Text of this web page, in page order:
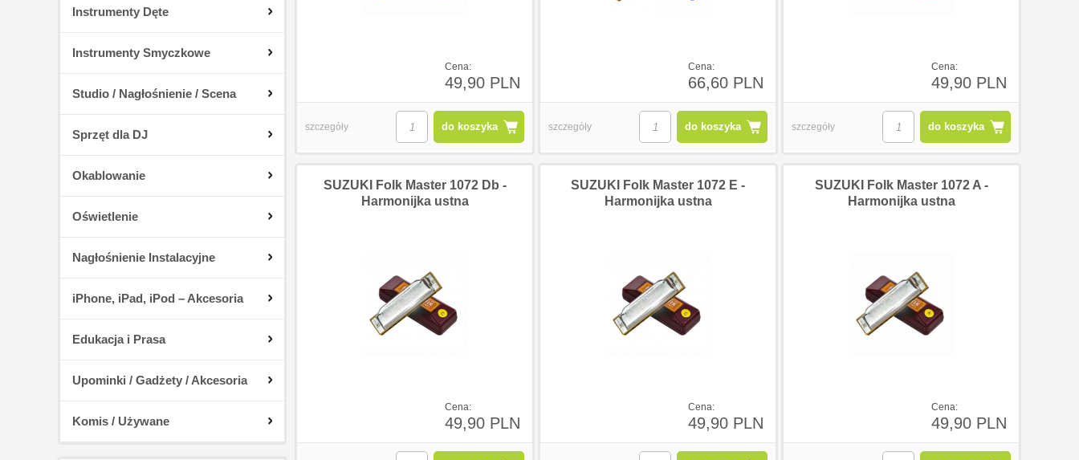
Instrumenty Dęte
Instrumenty Smyczkowe
Studio / Nagłośnienie / Scena
Sprzęt dla DJ
Okablowanie
Oświetlenie
Nagłośnienie Instalacyjne
iPhone, iPad, iPod – Akcesoria
Edukacja i Prasa
Upominki / Gadżety / Akcesoria
Komis / Używane
Cena:
49,90 PLN
do koszyka
szczegóły
Cena:
66,60 PLN
do koszyka
szczegóły
Cena:
49,90 PLN
do koszyka
szczegóły
Cena:
49,90 PLN
SUZUKI Folk Master 1072 Db -
Harmonijka ustna
Cena:
49,90 PLN
SUZUKI Folk Master 1072 E -
Harmonijka ustna
Cena:
49,90 PLN
SUZUKI Folk Master 1072 A -
Harmonijka ustna